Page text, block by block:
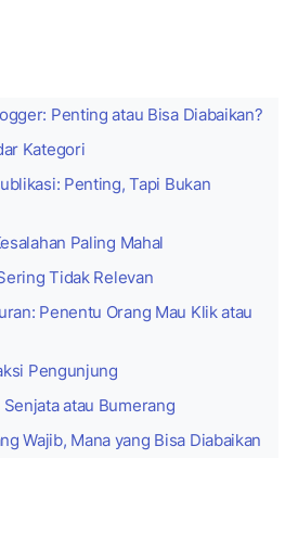
Penting atau Bisa Diabaikan?
Kategori
Penting, Tapi Bukan
Paling Mahal
Tidak Relevan
Penentu Orang Mau Klik atau
Pengunjung
atau Bumerang
Wajib, Mana yang Bisa Diabaikan